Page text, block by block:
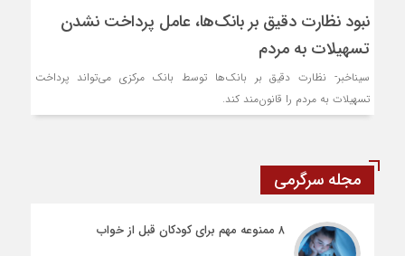
نبود نظارت دقیق بر بانک‌ها، عامل پرداخت نشدن
تسهیلات به مردم
سیناخبر- نظارت دقیق بر بانک‌ها توسط بانک مرکزی می‌تواند پرداخت
تسهیلات به مردم را قانون‌مند کند.
مجله سرگرمی
۸ ممنوعه مهم برای کودکان قبل از خواب